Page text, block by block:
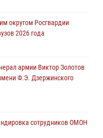
округу Росгвардии и
(видео)
округом Росгвардии
2026 года
армии Виктор Золотов
Ф.Э. Дзержинского
сотрудников ОМОН